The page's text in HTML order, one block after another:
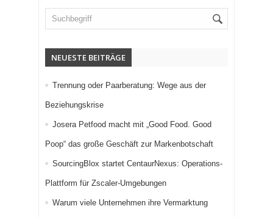
NEUESTE BEITRÄGE
Trennung oder Paarberatung: Wege aus der
Beziehungskrise
Josera Petfood macht mit „Good Food. Good
Poop“ das große Geschäft zur Markenbotschaft
SourcingBlox startet CentaurNexus: Operations-
Plattform für Zscaler-Umgebungen
Warum viele Unternehmen ihre Vermarktung